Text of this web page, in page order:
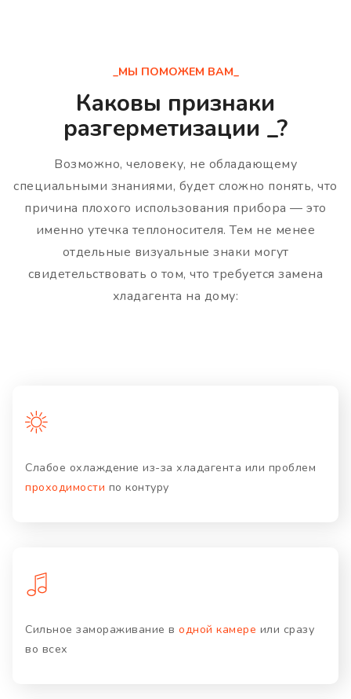
_МЫ ПОМОЖЕМ ВАМ_
Каковы признаки
разгерметизации _?
Возможно, человеку, не обладающему
специальными знаниями, будет сложно понять, что
причина плохого использования прибора — это
именно утечка теплоносителя. Тем не менее
отдельные визуальные знаки могут
свидетельствовать о том, что требуется замена
хладагента на дому:
Слабое охлаждение из-за хладагента или проблем
проходимости по контуру
Сильное замораживание в одной камере или сразу
во всех